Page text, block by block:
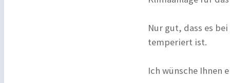
Nur gut, dass es
temperiert ist.
Ich wünsche Ihnen